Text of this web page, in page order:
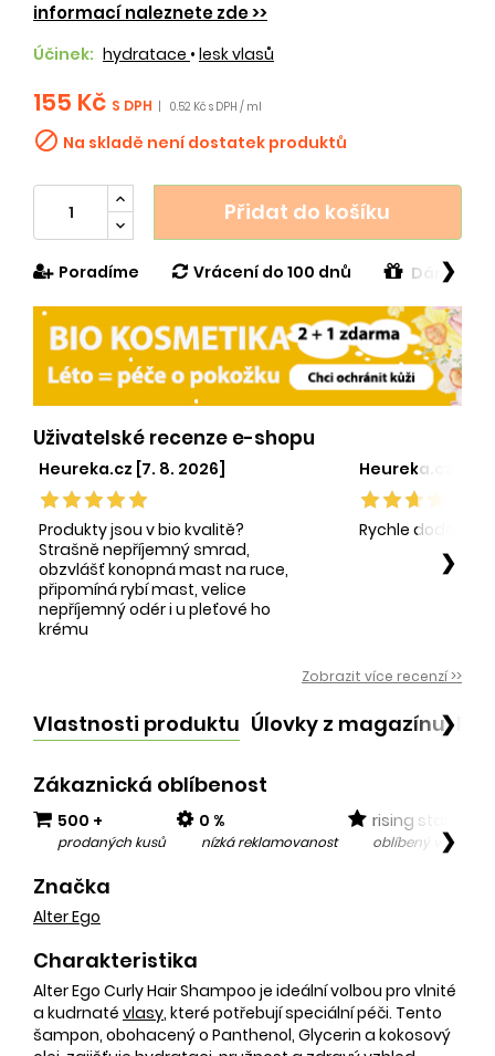
informací naleznete zde >>
Účinek: hydratace • lesk vlasů
155 Kč S DPH 0.52 Kč s DPH / ml
 Na skladě není dostatek produktů
Přidat do košíku
Poradíme Vrácení do 100 dnů Dárek v
❯
Uživatelské recenze e-shopu
Heureka.cz [7. 8. 2026]
Produkty jsou v bio kvalitě?
Strašně nepříjemný smrad,
obzvlášť konopná mast na ruce,
připomíná rybí mast, velice
nepříjemný odér i u pleťové ho
krému
Heureka.cz [1.
Rychle dodání
❯
Zobrazit více recenzí >>
Vlastnosti produktu Úlovky z magazínu❯
Zákaznická oblíbenost
500 +
prodaných kusů
0 %
nízká reklamovanost
rising star
oblíbený v❯
Značka
Alter Ego
Charakteristika
Alter Ego Curly Hair Shampoo je ideální volbou pro vlnité
a kudrnaté vlasy, které potřebují speciální péči. Tento
šampon, obohacený o Panthenol, Glycerin a kokosový